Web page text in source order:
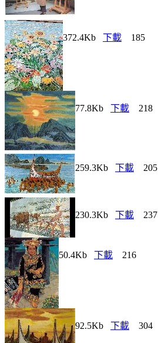
372.4Kb 下載 185
77.8Kb 下載 218
259.3Kb 下載 205
230.3Kb 下載 237
50.4Kb 下載 216
92.5Kb 下載 304